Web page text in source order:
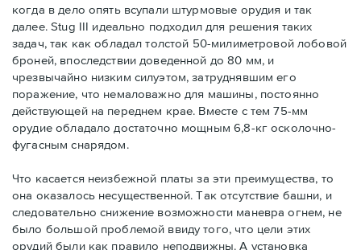
когда в дело опять всупали штурмовые орудия и так
далее. Stug III идеально подходил для решения таких
задач, так как обладал толстой 50-милиметровой лобовой
броней, впоследствии доведенной до 80 мм, и
чрезвычайно низким силуэтом, затруднявшим его
поражение, что немаловажно для машины, постоянно
действующей на переднем крае. Вместе с тем 75-мм
орудие обладало достаточно мощным 6,8-кг осколочно-
фугасным снарядом.
Что касается неизбежной платы за эти преимущества, то
она оказалось несущественной. Так отсутствие башни, и
следовательно снижение возможности маневра огнем, не
было большой проблемой ввиду того, что цели этих
орудий были как правило неподвижны. А установка